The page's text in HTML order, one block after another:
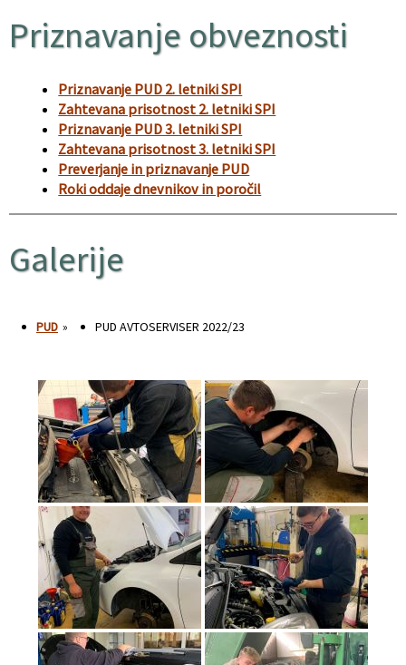
Priznavanje obveznosti
Priznavanje PUD 2. letniki SPI
Zahtevana prisotnost 2. letniki SPI
Priznavanje PUD 3. letniki SPI
Zahtevana prisotnost 3. letniki SPI
Preverjanje in priznavanje PUD
Roki oddaje dnevnikov in poročil
Galerije
PUD » PUD AVTOSERVISER 2022/23